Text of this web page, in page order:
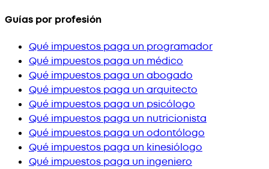
Guías por profesión
Qué impuestos paga un programador
Qué impuestos paga un médico
Qué impuestos paga un abogado
Qué impuestos paga un arquitecto
Qué impuestos paga un psicólogo
Qué impuestos paga un nutricionista
Qué impuestos paga un odontólogo
Qué impuestos paga un kinesiólogo
Qué impuestos paga un ingeniero